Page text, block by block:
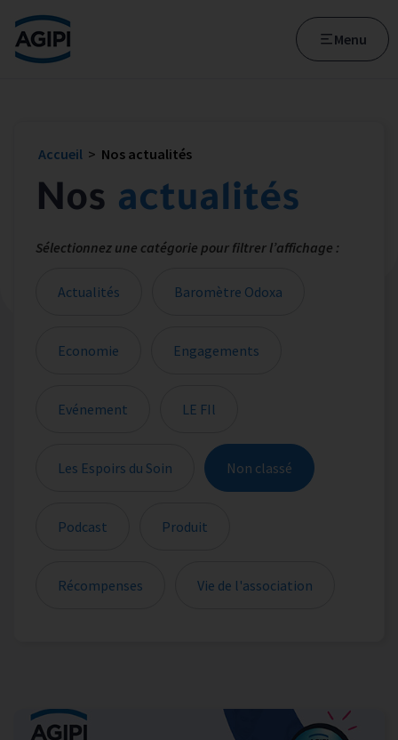
Accès au menu
Accès au contenu principal
Menu
Accueil > Nos actualités
Nos actualités
Sélectionnez une catégorie pour filtrer l’affichage :
Actualités Baromètre Odoxa
Economie Engagements
Evénement LE FIl
Les Espoirs du Soin Non classé
Podcast Produit
Récompenses Vie de l'association